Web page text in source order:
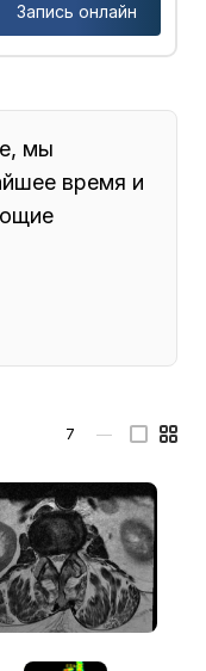
Запись онлайн
мы
время и
7 —